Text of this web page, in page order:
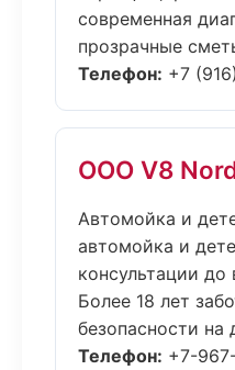
современная
прозрачные
Телефон: +7
ООО V8
Автомойка и
автомойка и
консультации
Более 18 лет
безопасности на
Телефон: +7-